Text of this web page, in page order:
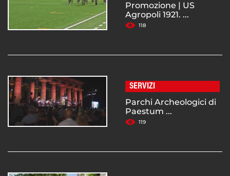
Promozione | US
Agropoli 1921. ...
118
SERVIZI
Parchi Archeologici di
Paestum ...
119